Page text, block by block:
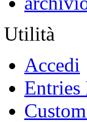
Utilità
Accedi
Entries